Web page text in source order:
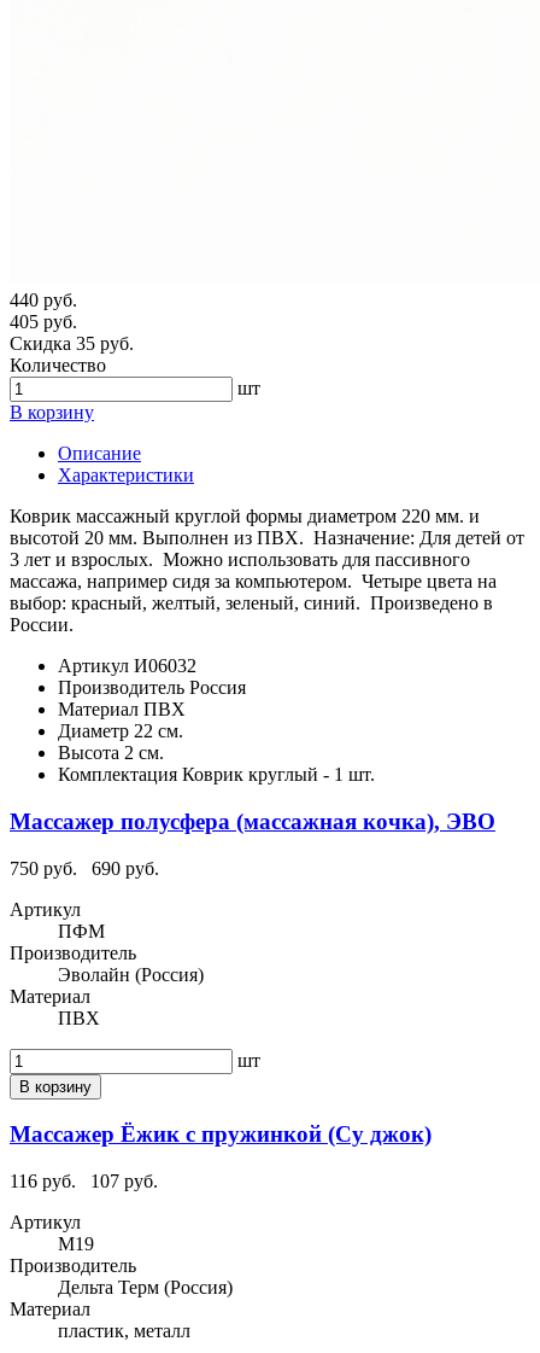
440 руб.
405 руб.
Скидка 35 руб.
Количество
шт
В корзину
Описание
Характеристики
Коврик массажный круглой формы диаметром 220 мм. и
высотой 20 мм. Выполнен из ПВХ. Назначение: Для детей от
3 лет и взрослых. Можно использовать для пассивного
массажа, например сидя за компьютером. Четыре цвета на
выбор: красный, желтый, зеленый, синий. Произведено в
России.
Артикул И06032
Производитель Россия
Материал ПВХ
Диаметр 22 см.
Высота 2 см.
Комплектация Коврик круглый - 1 шт.
Массажер полусфера (массажная кочка), ЭВО
750 руб.
690 руб.
Артикул
ПФМ
Производитель
Эволайн (Россия)
Материал
ПВХ
шт
В корзину
Массажер Ёжик с пружинкой (Су джок)
116 руб.
107 руб.
Артикул
M19
Производитель
Дельта Терм (Россия)
Материал
пластик, металл